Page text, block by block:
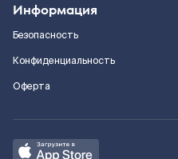
Информация
Безопасность
Конфиденциальность
Оферта